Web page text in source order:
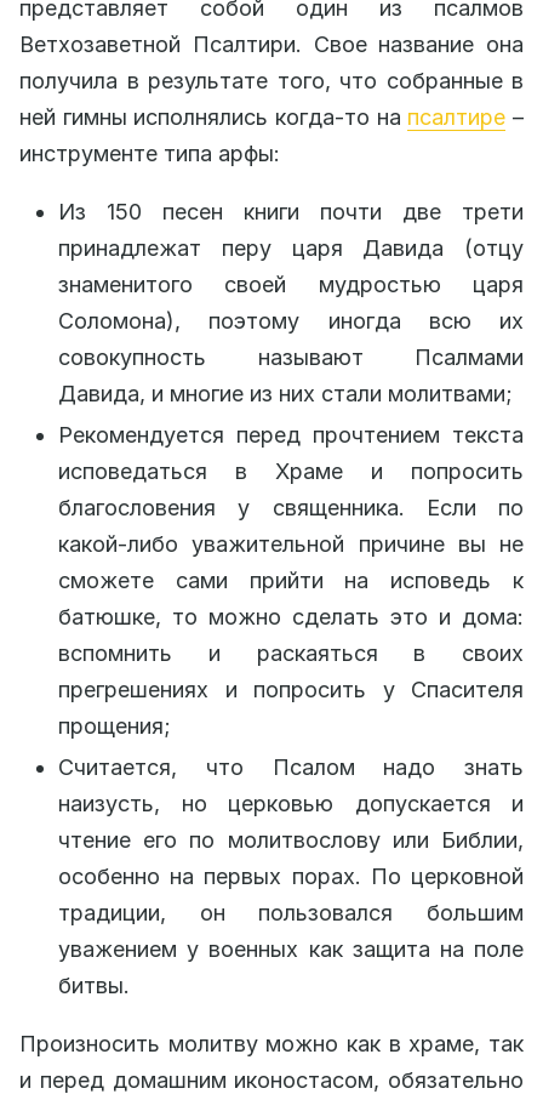
представляет собой один из псалмов
Ветхозаветной Псалтири. Свое название она
получила в результате того, что собранные в
ней гимны исполнялись когда-то на псалтире –
инструменте типа арфы:
Из 150 песен книги почти две трети
принадлежат перу царя Давида (отцу
знаменитого своей мудростью царя
Соломона), поэтому иногда всю их
совокупность называют Псалмами
Давида, и многие из них стали молитвами;
Рекомендуется перед прочтением текста
исповедаться в Храме и попросить
благословения у священника. Если по
какой-либо уважительной причине вы не
сможете сами прийти на исповедь к
батюшке, то можно сделать это и дома:
вспомнить и раскаяться в своих
прегрешениях и попросить у Спасителя
прощения;
Считается, что Псалом надо знать
наизусть, но церковью допускается и
чтение его по молитвослову или Библии,
особенно на первых порах. По церковной
традиции, он пользовался большим
уважением у военных как защита на поле
битвы.
Произносить молитву можно как в храме, так
и перед домашним иконостасом, обязательно